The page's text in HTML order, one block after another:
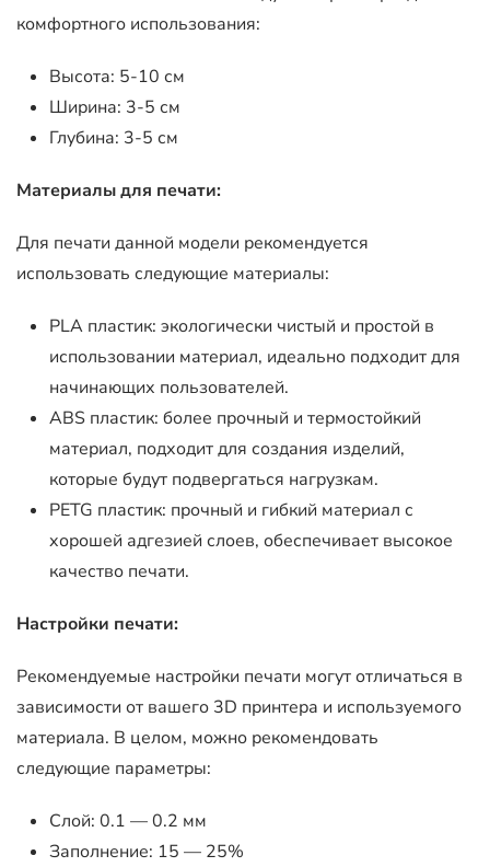
комфортного использования:
Высота: 5-10 см
Ширина: 3-5 см
Глубина: 3-5 см
Материалы для печати:
Для печати данной модели рекомендуется
использовать следующие материалы:
PLA пластик: экологически чистый и простой в
использовании материал, идеально подходит для
начинающих пользователей.
ABS пластик: более прочный и термостойкий
материал, подходит для создания изделий,
которые будут подвергаться нагрузкам.
PETG пластик: прочный и гибкий материал с
хорошей адгезией слоев, обеспечивает высокое
качество печати.
Настройки печати:
Рекомендуемые настройки печати могут отличаться в
зависимости от вашего 3D принтера и используемого
материала. В целом, можно рекомендовать
следующие параметры:
Слой: 0.1 — 0.2 мм
Заполнение: 15 — 25%